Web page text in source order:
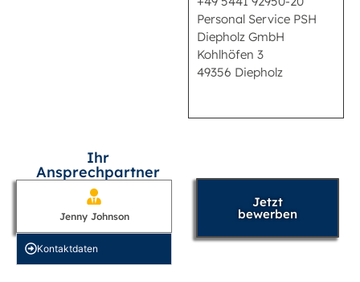
Personal Service PSH
Diepholz GmbH
Kohlhöfen 3
49356 Diepholz
Ihr
Ansprechpartner
Jenny Johnson
Kontakt­daten
Jetzt
bewerben